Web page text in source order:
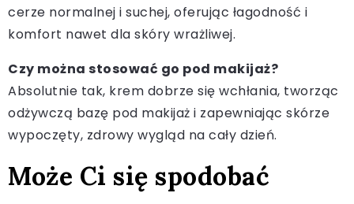
cerze normalnej i suchej, oferując łagodność i
komfort nawet dla skóry wrażliwej.
Czy można stosować go pod makijaż?
Absolutnie tak, krem dobrze się wchłania, tworząc
odżywczą bazę pod makijaż i zapewniając skórze
wypoczęty, zdrowy wygląd na cały dzień.
Może Ci się spodobać